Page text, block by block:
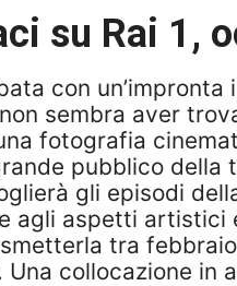
su Rai 1,
con
sembra aver
fotografia
pubblico della
gli episodi
agli aspetti artistici
tra
Una collocazione in